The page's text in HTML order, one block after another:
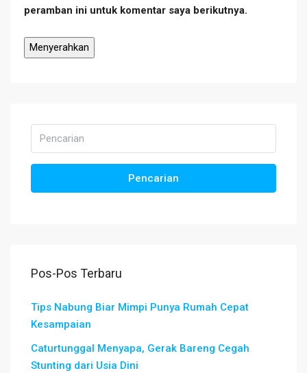
peramban ini untuk komentar saya berikutnya.
Pencarian
Pos-Pos Terbaru
Tips Nabung Biar Mimpi Punya Rumah Cepat
Kesampaian
Caturtunggal Menyapa, Gerak Bareng Cegah
Stunting dari Usia Dini